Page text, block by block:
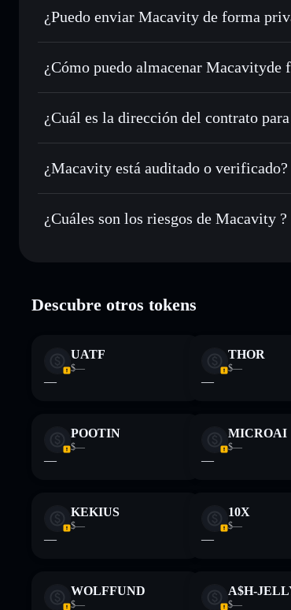
Intercambiar al instante: operar con MPAW
Utilizar DCA: promedio de coste en dólares
Enviar de forma privada: transferir MPAW
privacidad integrado de Solflare
Holdear de forma segura: almacenar MPAW
¿Puedo enviar Macavity de forma
agregador de
¿Cómo puedo almacenar Macavityde
Macavity
¿Cuál es la dirección del contrato
¿Macavity está auditado o verificado?
Macavity no está verificado actualmente
¿Cuáles son los riesgos de Macavity ?
concentración de holders
Descargo de responsabilidad: Esta información
financiero. Investiga siempre por tu cuenta.
Descubre otros tokens
UATF
$—
—
THOR
$—
—
POOTIN
$—
—
MICROAI
$—
—
KEKIUS
$—
—
10X
$—
—
WOLFFUND
$—
A$H-
$—